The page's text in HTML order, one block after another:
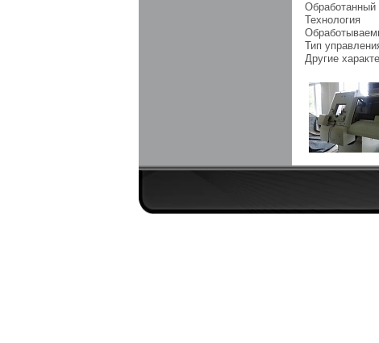
Обработанный
Технология
Тип
Другие